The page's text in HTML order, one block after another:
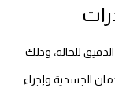
للحالة، وذلك
الجسدية وإجراء